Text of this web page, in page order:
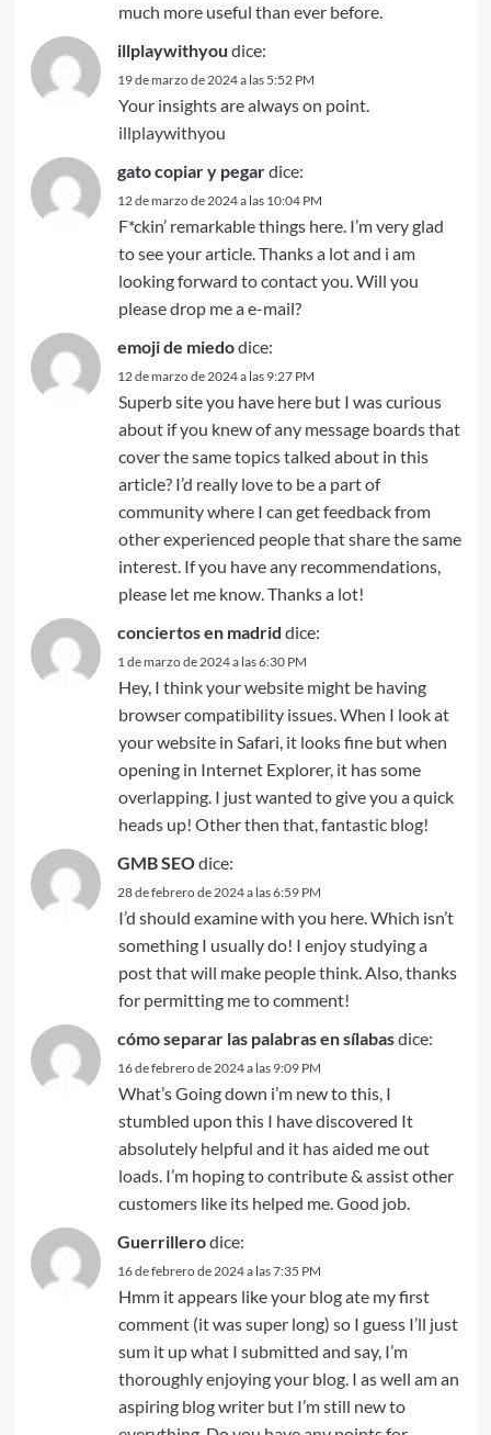
much more useful than ever before.
illplaywithyou dice:
19 de marzo de 2024 a las 5:52 PM
Your insights are always on point.
illplaywithyou
gato copiar y pegardice:
12 de marzo de 2024 a las 10:04 PM
F*ckin’ remarkable things here. I’m very glad
to see your article. Thanks a lot and i am
looking forward to contact you. Will you
please drop me a e-mail?
emoji de miedodice:
12 de marzo de 2024 a las 9:27 PM
Superb site you have here but I was curious
about if you knew of any message boards that
cover the same topics talked about in this
article? I’d really love to be a part of
community where I can get feedback from
other experienced people that share the same
interest. If you have any recommendations,
please let me know. Thanks a lot!
conciertos en madrid dice:
1 de marzo de 2024 a las 6:30 PM
Hey, I think your website might be having
browser compatibility issues. When I look at
your website in Safari, it looks fine but when
opening in Internet Explorer, it has some
overlapping. I just wanted to give you a quick
heads up! Other then that, fantastic blog!
GMB SEOdice:
28 de febrero de 2024 a las 6:59 PM
I’d should examine with you here. Which isn’t
something I usually do! I enjoy studying a
post that will make people think. Also, thanks
for permitting me to comment!
cómo separar las palabras en sílabasdice:
16 de febrero de 2024 a las 9:09 PM
What’s Going down i’m new to this, I
stumbled upon this I have discovered It
absolutely helpful and it has aided me out
loads. I’m hoping to contribute & assist other
customers like its helped me. Good job.
Guerrillerodice:
16 de febrero de 2024 a las 7:35 PM
Hmm it appears like your blog ate my first
comment (it was super long) so I guess I’ll just
sum it up what I submitted and say, I’m
thoroughly enjoying your blog. I as well am an
aspiring blog writer but I’m still new to